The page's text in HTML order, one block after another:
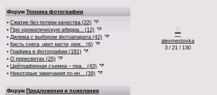
Форум Техника фотографии
• Сжатие без потери качества (22)
• Про хроматическую аберра... (12)
• Дилема с выбором фотоапарата (42)
• Кисть снега, цвет кисти, реж... (6)
• Графика в фотографии (181)
• О пересветах (25)
• Цейтраферная съемка – пра... (43)
• Некоторые замечания по ин... (39)
Форум Предложения и пожелания
***
alexmestovka
3 / 21 / 130